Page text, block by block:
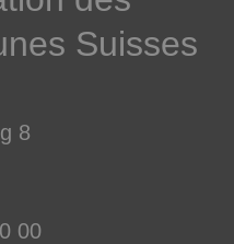
­Suisses
8
00